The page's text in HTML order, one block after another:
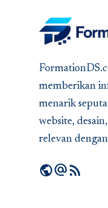
memberikan
menarik
website,
relevan
publicalternate_emailrss_feed